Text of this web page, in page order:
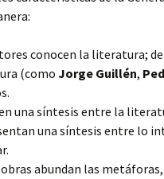
conocen la literatura;
(como Jorge Guillén,
una síntesis entre la
una síntesis entre lo
obras abundan las